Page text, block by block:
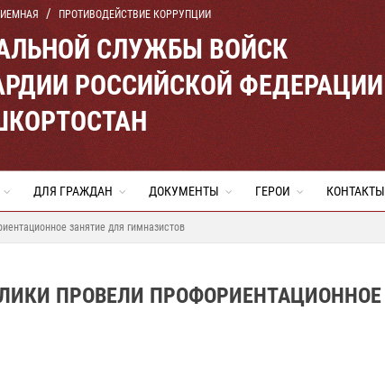
ПРОТИВОДЕЙСТВИЕ КОРРУПЦИИ
СЛУЖБЫ ВОЙСК
РОССИЙСКОЙ ФЕДЕРАЦИИ
ДЛЯ ГРАЖДАН ДОКУМЕНТЫ ГЕРОИ КОНТАКТЫ
занятие для гимназистов
ПРОВЕЛИ ПРОФОРИЕНТАЦИОННОЕ